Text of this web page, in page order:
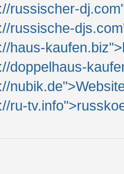
russischer-
russische-
haus-
doppelhaus-
ru-